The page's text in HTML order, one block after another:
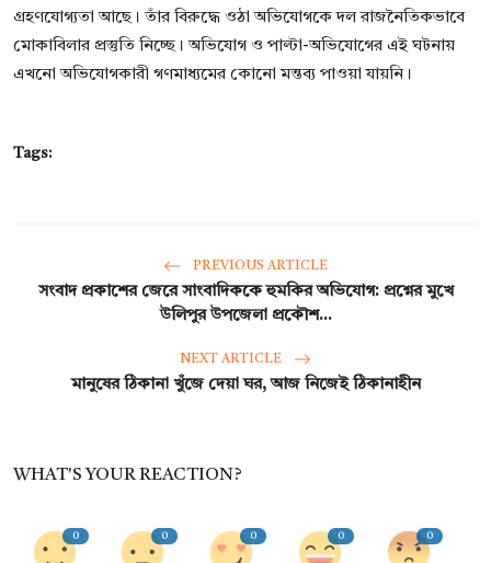
গ্রহণযোগ্যতা আছে। তাঁর বিরুদ্ধে ওঠা অভিযোগকে দল রাজনৈতিকভাবে
মোকাবিলার প্রস্তুতি নিচ্ছে। অভিযোগ ও পাল্টা-অভিযোগের এই ঘটনায়
এখনো অভিযোগকারী গণমাধ্যমের কোনো মন্তব্য পাওয়া যায়নি।
Tags:
PREVIOUS ARTICLE
সংবাদ প্রকাশের জেরে সাংবাদিককে হুমকির অভিযোগ: প্রশ্নের মুখে
উলিপুর উপজেলা প্রকৌশ...
NEXT ARTICLE
মানুষের ঠিকানা খুঁজে দেয়া ঘর, আজ নিজেই ঠিকানাহীন
WHAT'S YOUR REACTION?
0 0 0 0 0